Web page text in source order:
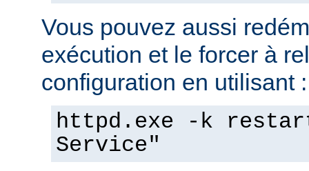
Vous pouvez aussi
exécution et le forcer à
configuration en utilisant :
httpd.exe -k
Service"